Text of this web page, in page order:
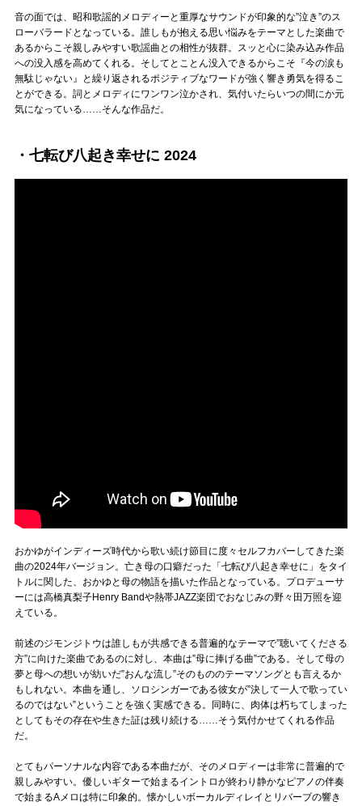
音の面では、昭和歌謡的メロディーと重厚なサウンドが印象的な”泣き”のス
ローバラードとなっている。誰しもが抱える思い悩みをテーマとした楽曲で
あるからこそ親しみやすい歌謡曲との相性が抜群。スッと心に染み込み作品
への没入感を高めてくれる。そしてとことん没入できるからこそ『今の涙も
無駄じゃない』と繰り返されるポジティブなワードが強く響き勇気を得るこ
とができる。詞とメロディにワンワン泣かされ、気付いたらいつの間にか元
気になっている……そんな作品だ。
・七転び八起き幸せに 2024
おかゆがインディーズ時代から歌い続け節目に度々セルフカバーしてきた楽
曲の2024年バージョン。亡き母の口癖だった「七転び八起き幸せに」をタイ
トルに関した、おかゆと母の物語を描いた作品となっている。プロデューサ
ーには高橋真梨子Henry Bandや熱帯JAZZ楽団でおなじみの野々田万照を迎
えている。
前述のジモンジトウは誰しもが共感できる普遍的なテーマで”聴いてくださる
方”に向けた楽曲であるのに対し、本曲は”母に捧げる曲”である。そして母の
夢と母への想いが紡いだ”おんな流し”そのもののテーマソングとも言えるか
もしれない。本曲を通し、ソロシンガーである彼女が”決して一人で歌ってい
るのではない”ということを強く実感できる。同時に、肉体は朽ちてしまった
としてもその存在や生きた証は残り続ける……そう気付かせてくれる作品
だ。
とてもパーソナルな内容である本曲だが、そのメロディーは非常に普遍的で
親しみやすい。優しいギターで始まるイントロが終わり静かなピアノの伴奏
で始まるAメロは特に印象的。懐かしいボーカルディレイとリバーブの響き